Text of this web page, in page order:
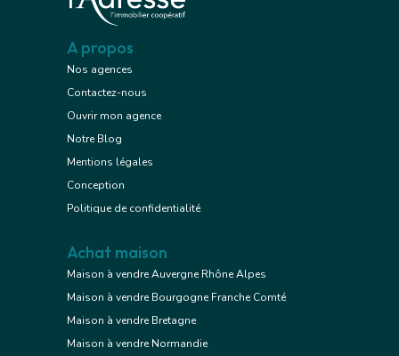
A propos
Nos agences
Contactez-nous
Ouvrir mon agence
Notre Blog
Mentions légales
Conception
Politique de confidentialité
Achat maison
Maison à vendre Auvergne Rhône Alpes
Maison à vendre Bourgogne Franche Comté
Maison à vendre Bretagne
Maison à vendre Normandie